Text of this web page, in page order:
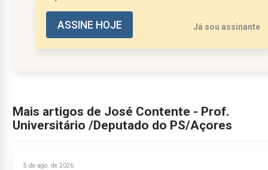
ASSINE HOJE Já sou assinante
Mais artigos de José Contente - Prof.
Universitário /Deputado do PS/Açores
5 de ago. de 2026